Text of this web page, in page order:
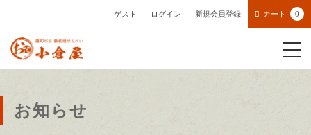
ゲスト ログイン 新規会員登録 カート 0
お知らせ